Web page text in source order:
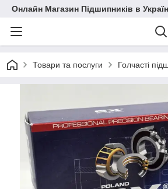
Онлайн Магазин Підшипників в
Товари та послуги Голчасті